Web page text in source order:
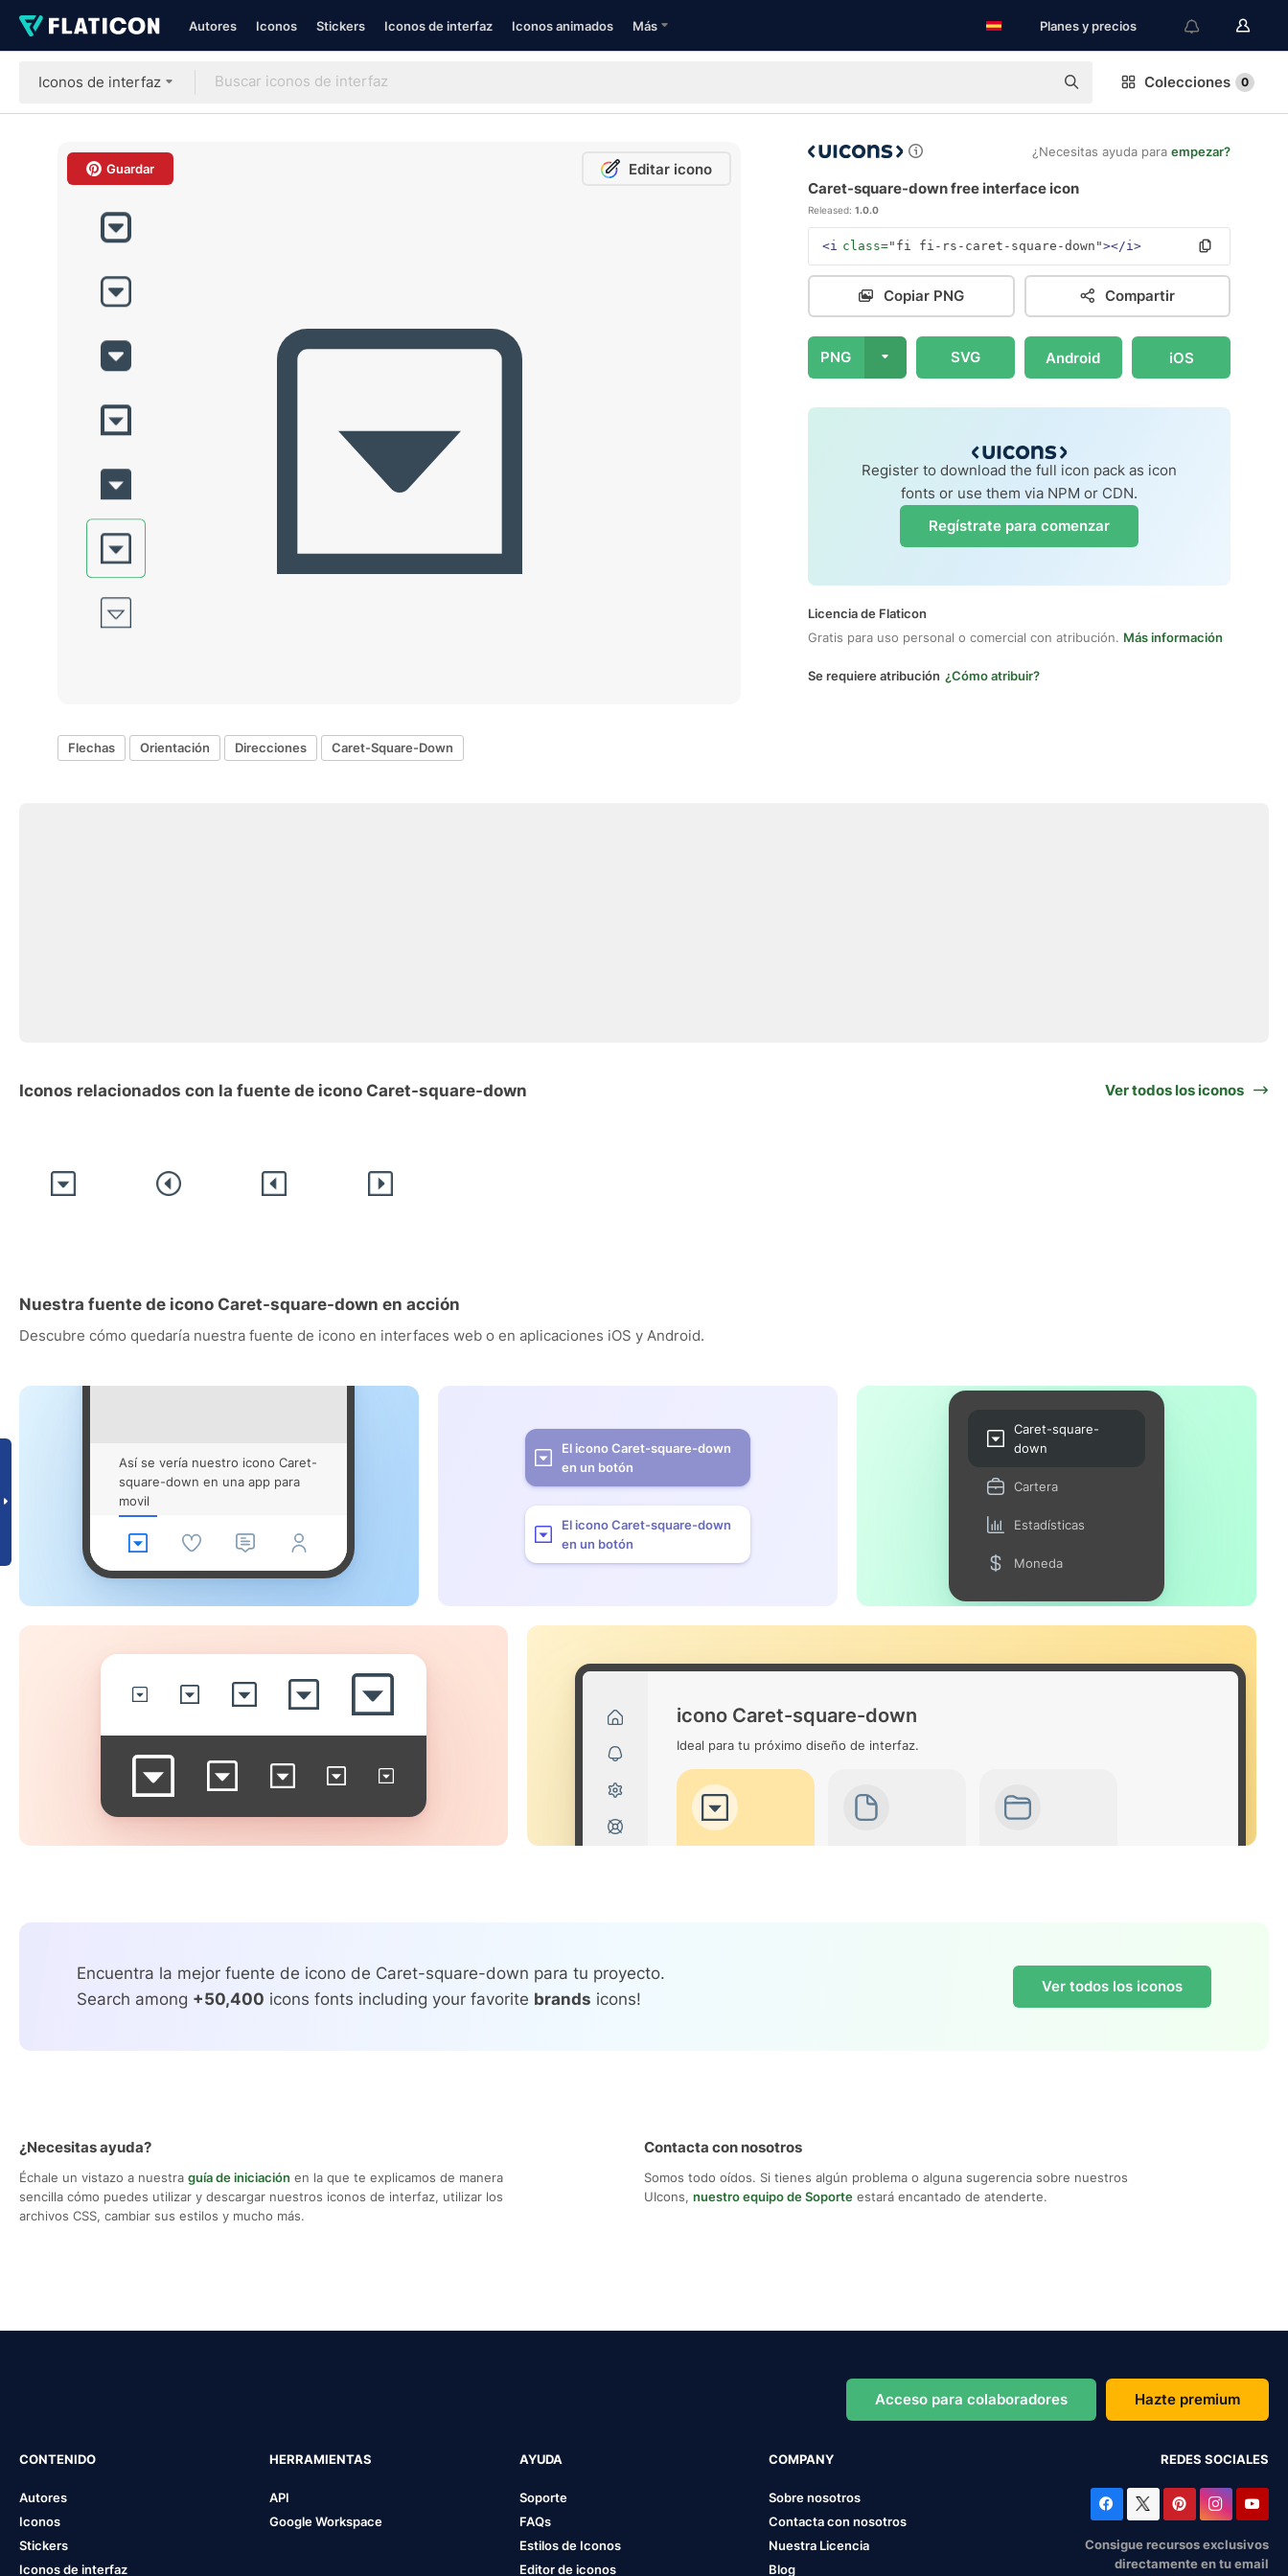
Autores Iconos Stickers Iconos de interfaz Iconos animados Más Planes y precios
Iconos de interfaz Colecciones 0
Guardar Editar icono
¿Necesitas ayuda para empezar?
Caret-square-down free interface icon
Released: 1.0.0
<i class="fi fi-rs-caret-square-down"></i>
Copiar PNG Compartir
PNG SVG Android iOS
Register to download the full icon pack as icon
fonts or use them via NPM or CDN.
Regístrate para comenzar
Licencia de Flaticon
Gratis para uso personal o comercial con atribución. Más información
Se requiere atribución ¿Cómo atribuir?
Flechas Orientación Direcciones Caret-Square-Down
Iconos relacionados con la fuente de icono Caret-square-down Ver todos los iconos
Nuestra fuente de icono Caret-square-down en acción
Descubre cómo quedaría nuestra fuente de icono en interfaces web o en aplicaciones iOS y Android.
Así se vería nuestro icono Caret-
square-down en una app para
movil
El icono Caret-square-down
en un botón
El icono Caret-square-down
en un botón
Caret-square-
down
Cartera
Estadísticas
Moneda
icono Caret-square-down
Ideal para tu próximo diseño de interfaz.
Encuentra la mejor fuente de icono de Caret-square-down para tu proyecto.
Search among +50,400 icons fonts including your favorite brands icons!
Ver todos los iconos
¿Necesitas ayuda?
Échale un vistazo a nuestra guía de iniciación en la que te explicamos de manera
sencilla cómo puedes utilizar y descargar nuestros iconos de interfaz, utilizar los
archivos CSS, cambiar sus estilos y mucho más.
Contacta con nosotros
Somos todo oídos. Si tienes algún problema o alguna sugerencia sobre nuestros
UIcons, nuestro equipo de Soporte estará encantado de atenderte.
Acceso para colaboradores Hazte premium
CONTENIDO
Autores
Iconos
Stickers
Iconos de interfaz
HERRAMIENTAS
API
Google Workspace
AYUDA
Soporte
FAQs
Estilos de Iconos
Editor de iconos
COMPANY
Sobre nosotros
Contacta con nosotros
Nuestra Licencia
Blog
REDES SOCIALES
Consigue recursos exclusivos
directamente en tu email